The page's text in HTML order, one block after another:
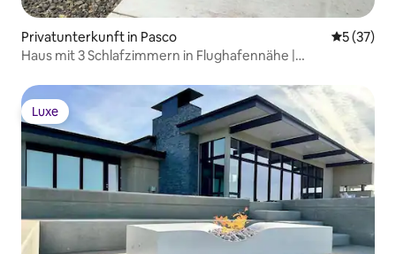
Privatunterkunft in Pasco
5 (37)
Haus mit 3 Schlafzimmern in Flughafennähe |
Luxe
Luxe